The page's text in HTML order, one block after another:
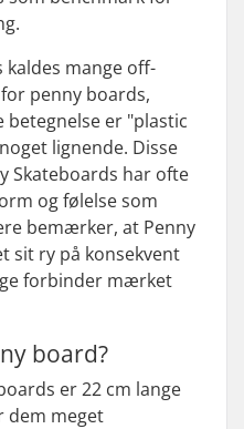
kaldes mange off-
penny boards,
er "plastic
lignende. Disse
Skateboards har ofte
og følelse som
bemærker, at Penny
sit ry på konsekvent
forbinder mærket
board?
er 22 cm lange
dem meget